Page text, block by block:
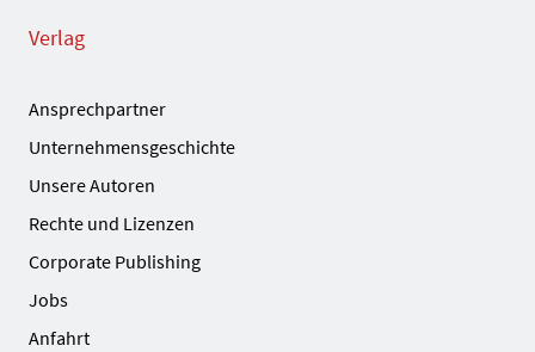
Verlag
Ansprechpartner
Unternehmensgeschichte
Unsere Autoren
Rechte und Lizenzen
Corporate Publishing
Jobs
Anfahrt